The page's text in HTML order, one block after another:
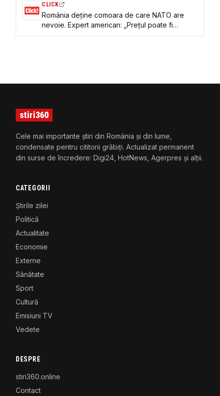
CLICK
România deține comoara de care NATO are
nevoie. Expert american: „Prețul poate fi
devastator”
stiri360
Cele mai importante știri din România și din lume,
condensate pentru cititorii grăbiți. Actualizat permanent
din surse de încredere: Digi24, HotNews, Agerpres și alții.
CATEGORII
Știrile zilei
Politică
Actualitate
Economie
Externe
Sănătate
Sport
Cultură
Emisiuni TV
Vedete
DESPRE
stiri360.online
Contact